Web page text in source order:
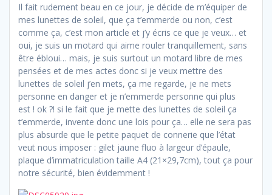
Il fait rudement beau en ce jour, je décide de m’équiper de
mes lunettes de soleil, que ça t’emmerde ou non, c’est
comme ça, c’est mon article et j’y écris ce que je veux… et
oui, je suis un motard qui aime rouler tranquillement, sans
être ébloui… mais, je suis surtout un motard libre de mes
pensées et de mes actes donc si je veux mettre des
lunettes de soleil j’en mets, ça me regarde, je ne mets
personne en danger et je n’emmerde personne qui plus
est ! ok ?! si le fait que je mette des lunettes de soleil ça
t’emmerde, invente donc une lois pour ça… elle ne sera pas
plus absurde que le petite paquet de connerie que l’état
veut nous imposer : gilet jaune fluo à largeur d’épaule,
plaque d’immatriculation taille A4 (21×29,7cm), tout ça pour
notre sécurité, bien évidemment !